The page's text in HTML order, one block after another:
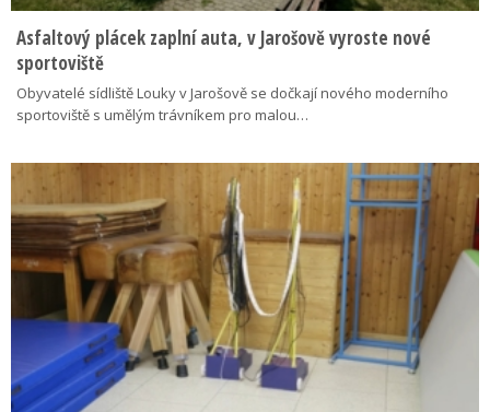
Asfaltový plácek zaplní auta, v Jarošově vyroste nové
sportoviště
Obyvatelé sídliště Louky v Jarošově se dočkají nového moderního
sportoviště s umělým trávníkem pro malou…